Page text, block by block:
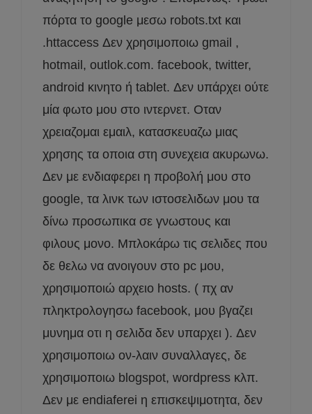
πόρτα το google μεσω robots.txt και
.httaccess Δεν χρησιμοποιω gmail ,
hotmail, outlok.com. facebook, twitter,
android κινητο ή tablet. Δεν υπάρχει ούτε
μία φωτο μου στο ιντερνετ. Οταν
χρειαζομαι εμαιλ, κατασκευαζω μιας
χρησης τα οποια στη συνεχεια ακυρωνω.
Δεν με ενδιαφερει η προβολή μου στο
google, τα λινκ των ιστοσελιδων μου τα
δίνω προσωπικα σε γνωστους και
φιλους μονο. Μπλοκάρω τις σελιδες που
δε θελω να ανοιγουν στο pc μου,
χρησιμοποιώ αρχειο hosts. ( πχ αν
πληκτρολογησω facebook, μου βγαζει
μυνημα οτι η σελιδα δεν υπαρχει ). Δεν
χρησιμοποιω ον-λαιν συναλλαγες, δε
χρησιμοποιω blogspot, wordpress κλπ.
Δεν με endiaferei η επισκεψιμοτητα, δεν